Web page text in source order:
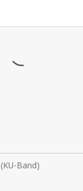
Band)